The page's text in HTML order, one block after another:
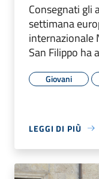
Consegnati gli
settimana
internazionale
San Filippo ha
Giovani
LEGGI DI PIÙ